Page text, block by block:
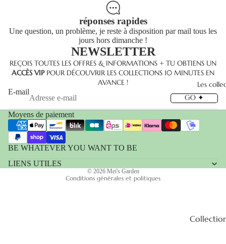
Les
réponses rapides
Une question, un problème, je reste à disposition par mail tous les
jours hors dimanche !
NEWSLETTER
REÇOIS TOUTES LES OFFRES & INFORMATIONS + TU OBTIENS UN
ACCÈS VIPPOUR DÉCOUVRIR LES COLLECTIONS 10 MINUTES EN
AVANCE !
E-mail
GO ✦
Moyens de paiement
BE WHATEVER YOU WANT TO BE
LIENS UTILES
© 2026 Mei's Garden
Conditions générales et politiques
Politique de remboursement
Politique de confidentialité
Conditions d’utilisation
Coordonnées
Conditions générales de vente
Mentions légales
Politique de résiliation